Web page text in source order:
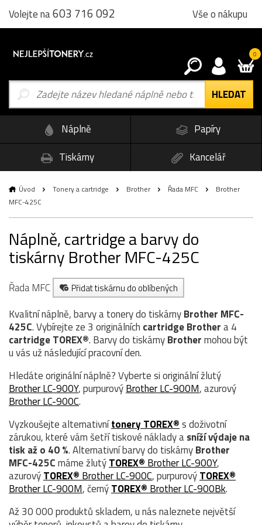
Volejte na603 716 092 Vše o nákupu
0
Náplně
Papíry
Tiskárny
Kancelář
Úvod Tonery a cartridge Brother Řada MFC
Brother
MFC-425C
Náplně, cartridge a barvy do
tiskárny Brother MFC-425C
Řada MFC Přidat tiskárnu do oblíbených
Kvalitní náplně, barvy a tonery do tiskárnyBrother MFC-
425C. Vybírejte ze 3 originálních cartridgeBrothera 4
cartridge TOREX®. Barvy do tiskárnyBrothermohou být
u vás už následující pracovní den.
Hledáte originální náplně? Vyberte si originální žlutý
Brother LC-900Y, purpurovýBrother LC-900M, azurový
Brother LC-900C.
Vyzkoušejte alternativnítonery TOREX®s doživotní
zárukou, které vám šetří tiskové náklady asníží výdaje na
tisk až o 40 %. Alternativní barvy do tiskárnyBrother
MFC-425Cmáme žlutýTOREX® Brother LC-900Y,
azurovýTOREX® Brother LC-900C, purpurovýTOREX®
Brother LC-900M, černýTOREX® Brother LC-900Bk.
Až 30 000 produktů skladem, u nás naleznete největší